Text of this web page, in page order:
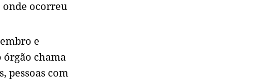
onde ocorreu
e
órgão chama
pessoas com